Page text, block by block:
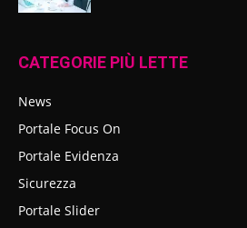
CATEGORIE PIÙ LETTE
News
Portale Focus On
Portale Evidenza
Sicurezza
Portale Slider